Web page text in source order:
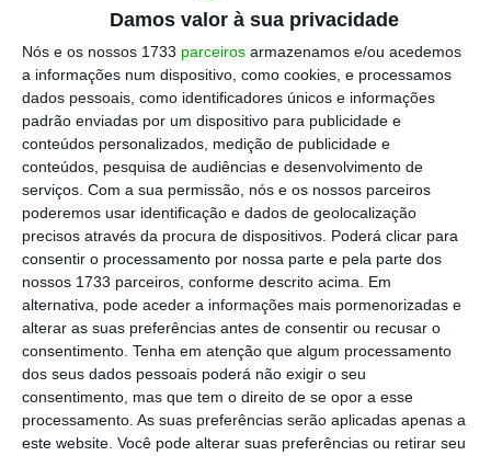
Damos valor à sua privacidade
Nós e os nossos 1733 parceiros armazenamos e/ou acedemos
a informações num dispositivo, como cookies, e processamos
dados pessoais, como identificadores únicos e informações
padrão enviadas por um dispositivo para publicidade e
conteúdos personalizados, medição de publicidade e
conteúdos, pesquisa de audiências e desenvolvimento de
serviços. Com a sua permissão, nós e os nossos parceiros
poderemos usar identificação e dados de geolocalização
precisos através da procura de dispositivos. Poderá clicar para
consentir o processamento por nossa parte e pela parte dos
nossos 1733 parceiros, conforme descrito acima. Em
alternativa, pode aceder a informações mais pormenorizadas e
alterar as suas preferências antes de consentir ou recusar o
consentimento. Tenha em atenção que algum processamento
dos seus dados pessoais poderá não exigir o seu
consentimento, mas que tem o direito de se opor a esse
processamento. As suas preferências serão aplicadas apenas a
este website. Você pode alterar suas preferências ou retirar seu
coisas são minhas.O meu senhorio não me
disse nada, não sei se tenho de fechar ou
não”,disse à Lusa o lojista que frequenta o
espaço há mais de 40 anos.
“Isto é uma luta contra quem pode menos. É
uma luta desigual”,defendeu, acrescentando
que dezenas de bandas e artistas já
começaram a retirar os equipamentos e
materiais dos estúdios e salas de ensaio “
medo de ficar sem o material”.
A poucos metros do Telhadinho, Raquel
Teixeira vai arrastando sacos pretos,
carregados de roupa, para o interior da loja